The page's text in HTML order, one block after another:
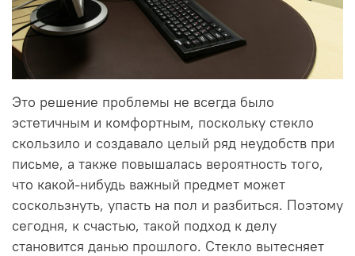
Это решение проблемы не всегда было
эстетичным и комфортным, поскольку стекло
скользило и создавало целый ряд неудобств при
письме, а также повышалась вероятность того,
что какой-нибудь важный предмет может
соскользнуть, упасть на пол и разбиться. Поэтому
сегодня, к счастью, такой подход к делу
становится данью прошлого. Стекло вытесняет